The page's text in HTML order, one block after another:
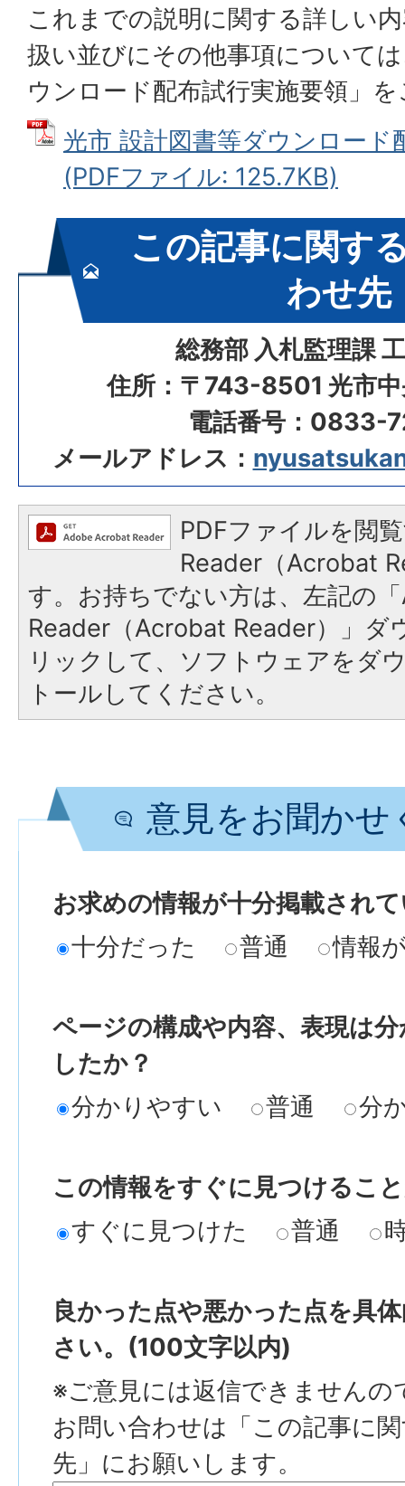
これまでの説明に関する詳しい
扱い並びにその他事項について
ウンロード配布試行実施要領」
光市 設計図書等ダウンロード
(PDFファイル: 125.7KB)
この記事に関す
わせ先
総務部 入札監理課
住所：〒743-8501 光市中
電話番号：0833-
メールアドレス：
PDFファイルを閲
Reader（Acrobat
す。お持ちでない方は、左記の
Reader（Acrobat Reader）」ダ
リックして、ソフトウェアをダ
トールしてください。
意見をお聞かせ
お求めの情報が十分掲載され
十分だった
普通 情報
ページの構成や内容、表現は
したか？
分かりやすい
普通 分
この情報をすぐに見つけるこ
すぐに見つけた
普通
良かった点や悪かった点を具
さい。(100文字以内)
※ご意見には返信できませんの
お問い合わせは「この記事に
先」にお願いします。